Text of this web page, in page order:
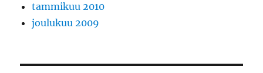
tammikuu 2010
joulukuu 2009